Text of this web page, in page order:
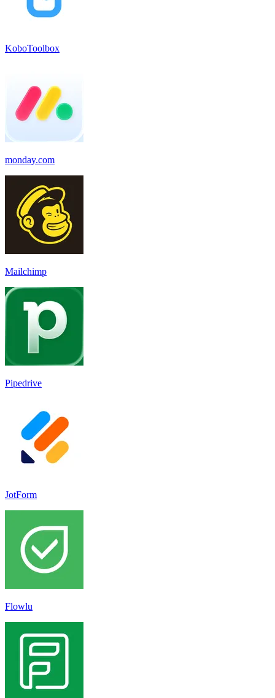
KoboToolbox
monday.com
Mailchimp
Pipedrive
JotForm
Flowlu